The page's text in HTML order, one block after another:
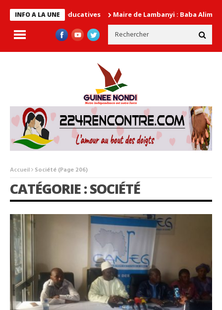
INFO A LA UNE
éducatives Maire de Lambanyi : Baba Alimou Barry
Accueil Société (Page 206)
CATÉGORIE : SOCIÉTÉ